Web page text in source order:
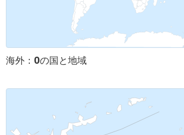
海外： 0の国と地域